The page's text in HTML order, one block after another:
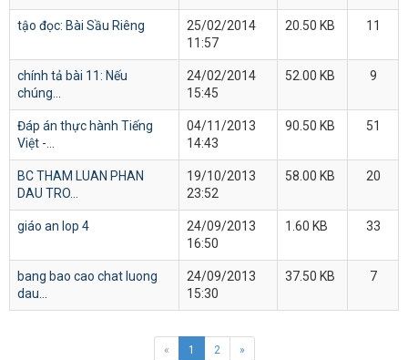
tậo đọc: Bài Sầu Riêng
25/02/2014
11:57
20.50 KB 11
chính tả bài 11: Nếu
chúng...
24/02/2014
15:45
52.00 KB 9
Đáp án thực hành Tiếng
Việt -...
04/11/2013
14:43
90.50 KB 51
BC THAM LUAN PHAN
DAU TRO...
19/10/2013
23:52
58.00 KB 20
giáo an lop 4
24/09/2013
16:50
1.60 KB 33
bang bao cao chat luong
dau...
24/09/2013
15:30
37.50 KB 7
« 1 2 »